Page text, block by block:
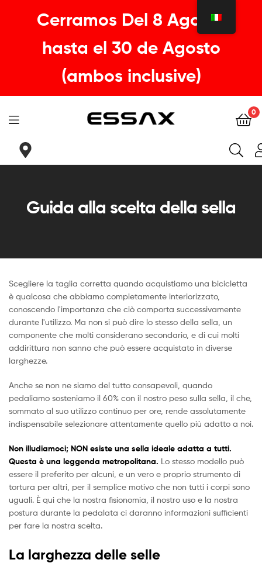
Cerramos Del 8 Agosto
hasta el 30 de Agosto
(ambos inclusive)
|
tua
per
ogni
esigenza
0
Guida alla scelta della sella
Scegliere la taglia corretta quando acquistiamo una bicicletta
è qualcosa che abbiamo completamente interiorizzato,
conoscendo l'importanza che ciò comporta successivamente
durante l'utilizzo. Ma non si può dire lo stesso della sella, un
componente che molti considerano secondario, e di cui molti
addirittura non sanno che può essere acquistato in diverse
larghezze.
Anche se non ne siamo del tutto consapevoli, quando
pedaliamo sosteniamo il 60% con il nostro peso sulla sella, il che,
sommato al suo utilizzo continuo per ore, rende assolutamente
indispensabile selezionare attentamente quello più adatto a noi.
Non illudiamoci; NON esiste una sella ideale adatta a tutti.
Questa è una leggenda metropolitana. Lo stesso modello può
essere il preferito per alcuni, e un vero e proprio strumento di
tortura per altri, per il semplice motivo che non tutti i corpi sono
uguali. È qui che la nostra fisionomia, il nostro uso e la nostra
postura durante la pedalata ci daranno informazioni sufficienti
per fare la nostra scelta.
La larghezza delle selle